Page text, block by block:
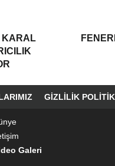
KARAL
GIZLILIK
Galeri